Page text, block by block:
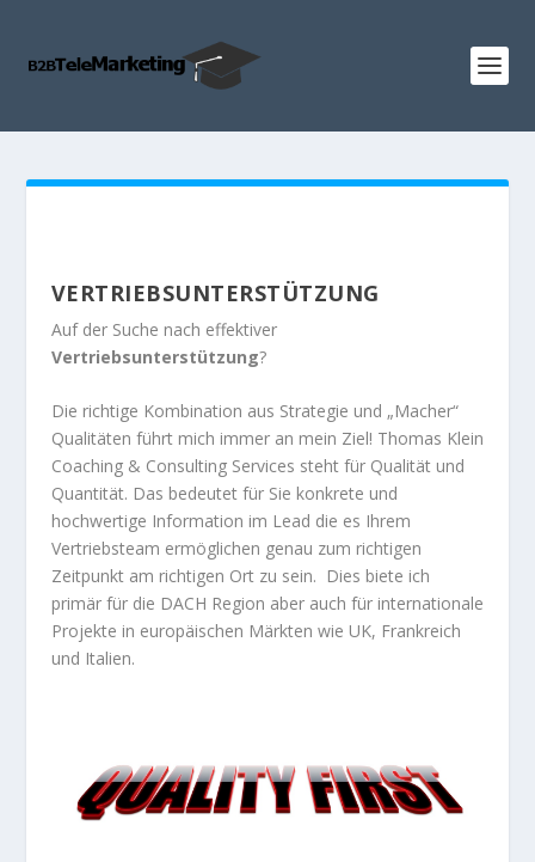
VERTRIEBSUNTERSTÜTZUNG
Auf der Suche nach effektiver
Vertriebsunterstützung?
Die richtige Kombination aus Strategie und „Macher“
Qualitäten führt mich immer an mein Ziel! Thomas Klein
Coaching & Consulting Services steht für Qualität und
Quantität. Das bedeutet für Sie konkrete und
hochwertige Information im Lead die es Ihrem
Vertriebsteam ermöglichen genau zum richtigen
Zeitpunkt am richtigen Ort zu sein. Dies biete ich
primär für die DACH Region aber auch für internationale
Projekte in europäischen Märkten wie UK, Frankreich
und Italien.